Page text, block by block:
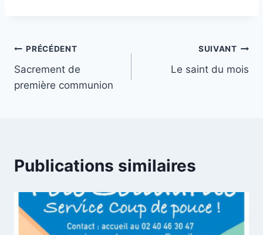
Navigation
de
PRÉCÉDENT
Sacrement de
première communion
SUIVANT
Le saint du mois
Publications similaires